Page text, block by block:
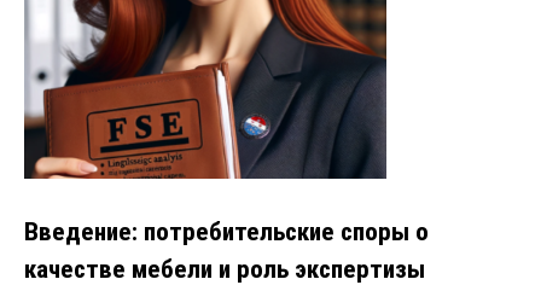
Введение: потребительские споры о
качестве мебели и роль экспертизы